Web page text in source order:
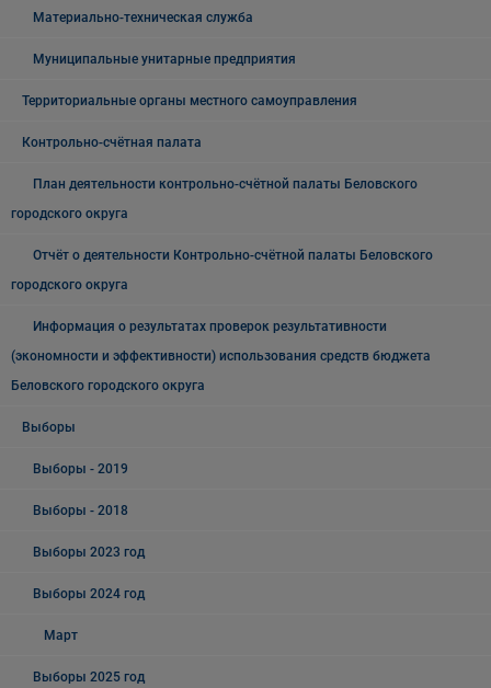
Материально-техническая служба
Муниципальные унитарные предприятия
Территориальные органы местного самоуправления
Контрольно-счётная палата
План деятельности контрольно-счётной палаты Беловского
городского округа
Отчёт о деятельности Контрольно-счётной палаты Беловского
городского округа
Информация о результатах проверок результативности
(экономности и эффективности) использования средств бюджета
Беловского городского округа
Выборы
Выборы - 2019
Выборы - 2018
Выборы 2023 год
Выборы 2024 год
Март
Выборы 2025 год